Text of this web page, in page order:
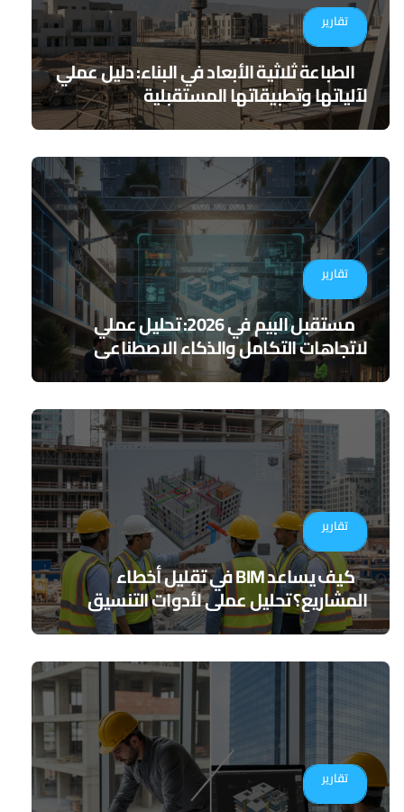
تقارير
الطباعة ثلاثية الأبعاد في البناء: دليل عملي
لآلياتها وتطبيقاتها المستقبلية
تقارير
مستقبل البيم في 2026: تحليل عملي
لاتجاهات التكامل والذكاء الاصطناعي
تقارير
كيف يساعد BIM في تقليل أخطاء
المشاريع؟ تحليل عملي لأدوات التنسيق
الرقمي
تقارير